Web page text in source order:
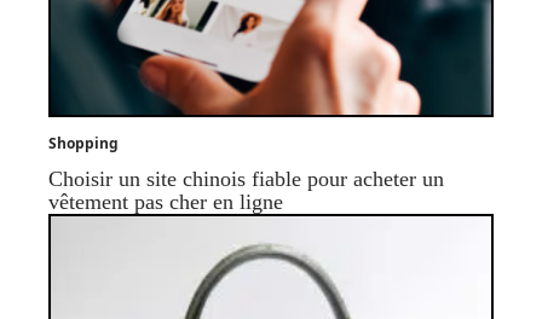
Shopping
Choisir un site chinois fiable pour acheter un
vêtement pas cher en ligne